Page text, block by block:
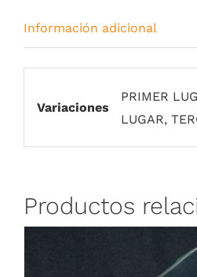
Información adicional
Variaciones
PRIMER
LUGAR,
Productos